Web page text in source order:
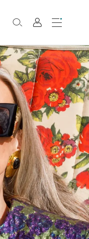
Rechercher
Mon
compte
Menu